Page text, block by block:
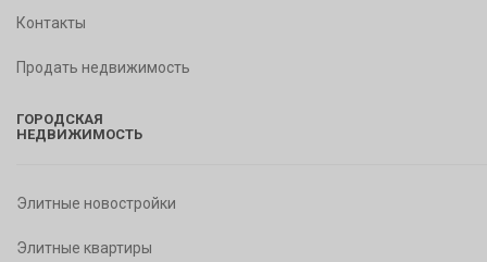
Контакты
Продать недвижимость
ГОРОДСКАЯ
НЕДВИЖИМОСТЬ
Элитные новостройки
Элитные квартиры